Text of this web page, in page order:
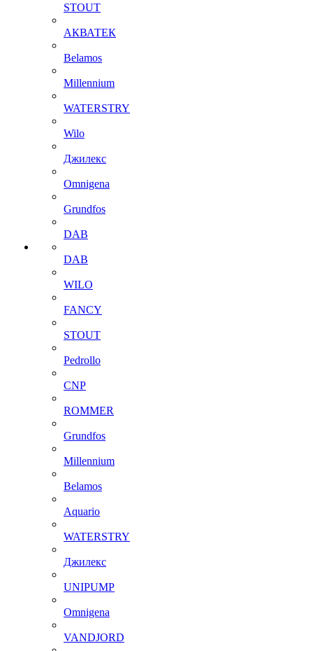
STOUT
АКВАТЕК
Belamos
Millennium
WATERSTRY
Wilo
Джилекс
Omnigena
Grundfos
DAB
DAB
WILO
FANCY
STOUT
Pedrollo
CNP
ROMMER
Grundfos
Millennium
Belamos
Aquario
WATERSTRY
Джилекс
UNIPUMP
Omnigena
VANDJORD